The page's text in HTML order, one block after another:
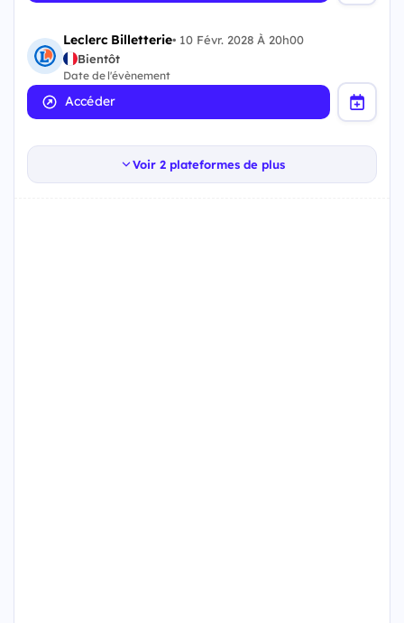
Leclerc Billetterie• 10 Févr. 2028 À 20h00
Bientôt
Date de l'évènement
Accéder
Voir 2 plateformes de plus